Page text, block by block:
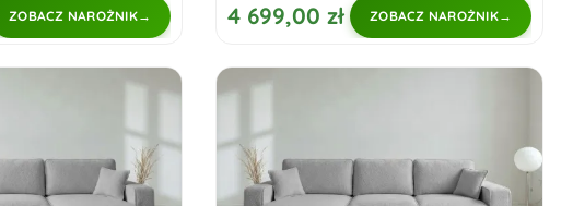
ZOBACZ NAROŻNIK 4 699,00 zł ZOBACZ NAROŻNIK